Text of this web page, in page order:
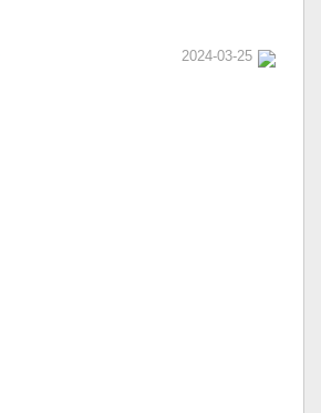
2024-03-25